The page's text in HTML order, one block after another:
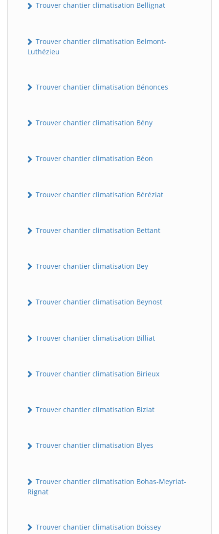
Trouver chantier climatisation Bellignat
Trouver chantier climatisation Belmont-
Luthézieu
Trouver chantier climatisation Bénonces
Trouver chantier climatisation Bény
Trouver chantier climatisation Béon
Trouver chantier climatisation Béréziat
Trouver chantier climatisation Bettant
Trouver chantier climatisation Bey
Trouver chantier climatisation Beynost
Trouver chantier climatisation Billiat
Trouver chantier climatisation Birieux
Trouver chantier climatisation Biziat
Trouver chantier climatisation Blyes
Trouver chantier climatisation Bohas-Meyriat-
Rignat
Trouver chantier climatisation Boissey